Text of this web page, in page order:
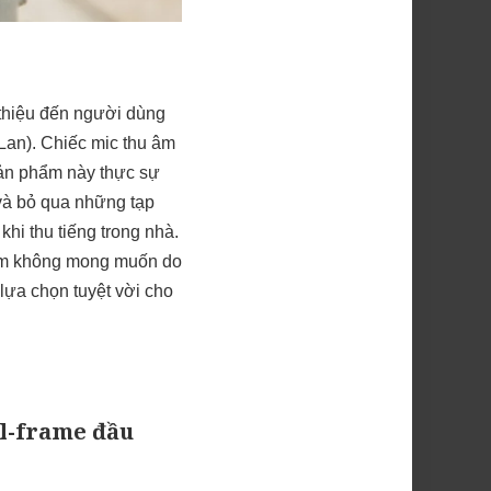
đến người dùng
Chiếc mic thu âm
phẩm này thực sự
bỏ qua những tạp
thu tiếng trong nhà.
không mong muốn do
chọn tuyệt vời cho
frame đầu